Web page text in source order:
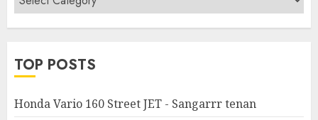
&
Modifikasi
TOP POSTS
Honda Vario 160 Street JET - Sangarrr tenan